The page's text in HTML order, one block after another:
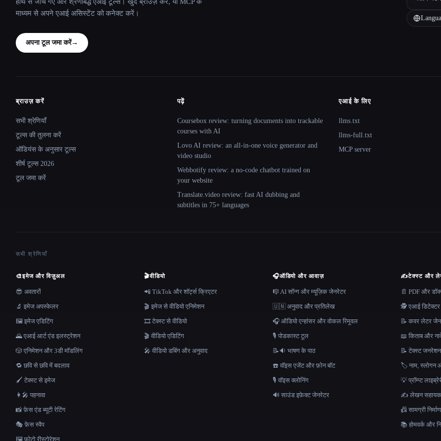
माध्यम से अपने एआई असिस्टेंट को कनेक्ट करें।
अपना टूल जमा करें→
Site navigation
ब्राउज़ करें
सभी श्रेणियाँ
टूल्स की तुलना करें
ऑडियंस के अनुसार टूल्स
शीर्ष टूल्स 2026
टूल जमा करें
पढ़ें
Coursebox review: turning documents into trackable
courses with AI
Lovo AI review: an all-in-one voice generator and
video studio
Webbotify review: a no-code chatbot trained on
your website
Translate.video review: fast AI dubbing and
subtitles in 75+ languages
एआई के लिए
llms.txt
llms-full.txt
MCP server
सभी श्रेणियाँ
🎨इमेज और विज़ुअल
😎 अवतारों
🔬 इमेज अपस्केलर
🖼️ इमेज एडिटिंग
🌄 एआई आर्ट एंड इलस्ट्रेशन
🎲 एनिमेशन और 3डी मॉडलिंग
🔁 छवि से छवि में बदलाव
🖌️ टेक्स्ट से इमेज
👩‍🎤 पहनावा
📸 फ़ेस एंड ब्यूटी रेटिंग
🎭 फ़ेस स्वैप
🖼️ फ़ोटो रीस्टोरेशन
🎬वीडियो
📲 TikTok और शॉर्ट्स क्रिएटर
🎬 इमेज से वीडियो एनिमेशन
🎞️ टेक्स्ट से वीडियो
🎬 वीडियो एडिटिंग
🎤 वीडियो डबिंग और अनुवाद
🎧ऑडियो और आवाज़
🎼 AI सॉन्ग और म्यूज़िक जेनरेटर
🇺🇳 अनुवाद और प्रतिलेख
🎧 ऑडियो एन्हांसर और वोकल रिमूवल
🎙️ पोडकास्ट टूल
📝🔉 भाषण के पाठ
☎️ वॉइस एजेंट और फ़ोन बॉट
🎙️ वॉइस क्लोनिंग
🔊 साउंड इफ़ेक्ट जेनरेटर
✍️टेक्स्ट और
📄 PDF और
🕵️ एआई डिटेक्टर
📝 कवर लेटर
📖 किताब और
📝 टेक्स्ट जनरेशन
🏷️ नाम, स्लोगन
💡 प्रॉम्प्ट
✍️ लेखन
📠 सामग्री
📚 होमवर्क और